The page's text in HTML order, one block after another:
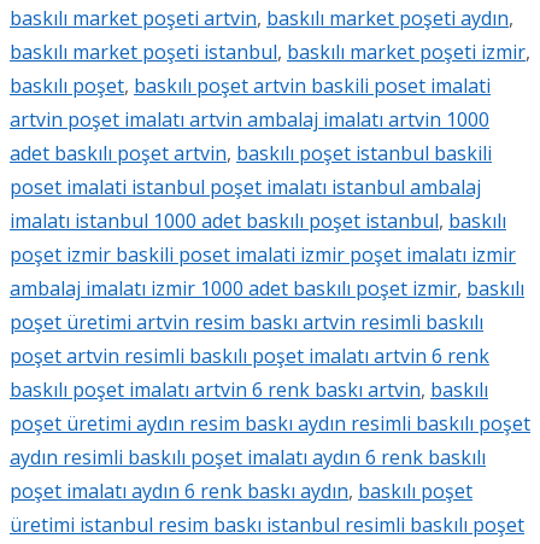
baskılı market poşeti artvin, baskılı market poşeti aydın,
baskılı market poşeti istanbul, baskılı market poşeti izmir,
baskılı poşet, baskılı poşet artvin baskili poset imalati
artvin poşet imalatı artvin ambalaj imalatı artvin 1000
adet baskılı poşet artvin, baskılı poşet istanbul baskili
poset imalati istanbul poşet imalatı istanbul ambalaj
imalatı istanbul 1000 adet baskılı poşet istanbul, baskılı
poşet izmir baskili poset imalati izmir poşet imalatı izmir
ambalaj imalatı izmir 1000 adet baskılı poşet izmir, baskılı
poşet üretimi artvin resim baskı artvin resimli baskılı
poşet artvin resimli baskılı poşet imalatı artvin 6 renk
baskılı poşet imalatı artvin 6 renk baskı artvin, baskılı
poşet üretimi aydın resim baskı aydın resimli baskılı poşet
aydın resimli baskılı poşet imalatı aydın 6 renk baskılı
poşet imalatı aydın 6 renk baskı aydın, baskılı poşet
üretimi istanbul resim baskı istanbul resimli baskılı poşet